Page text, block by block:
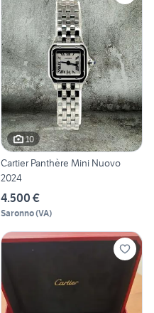
10
Cartier Panthère Mini Nuovo
2024
4.500 €
Saronno(VA)